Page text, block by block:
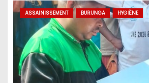
ASSAINISSEMENT BURUNGA HYGIÈNE